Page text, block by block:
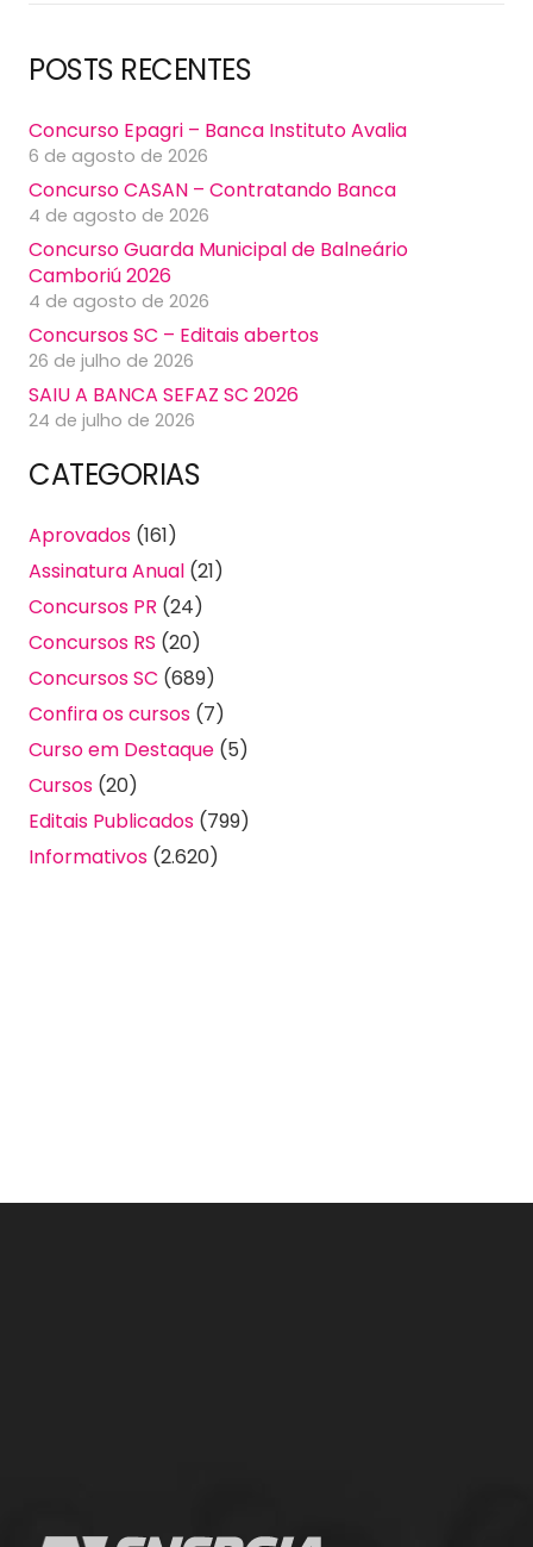
POSTS RECENTES
Concurso Epagri – Banca Instituto Avalia
6 de agosto de 2026
Concurso CASAN – Contratando Banca
4 de agosto de 2026
Concurso Guarda Municipal de Balneário
Camboriú 2026
4 de agosto de 2026
Concursos SC – Editais abertos
26 de julho de 2026
SAIU A BANCA SEFAZ SC 2026
24 de julho de 2026
CATEGORIAS
Aprovados (161)
Assinatura Anual (21)
Concursos PR (24)
Concursos RS (20)
Concursos SC (689)
Confira os cursos (7)
Curso em Destaque (5)
Cursos (20)
Editais Publicados (799)
Informativos (2.620)